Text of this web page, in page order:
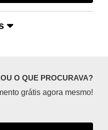
O QUE PROCURAVA?
grátis agora mesmo!